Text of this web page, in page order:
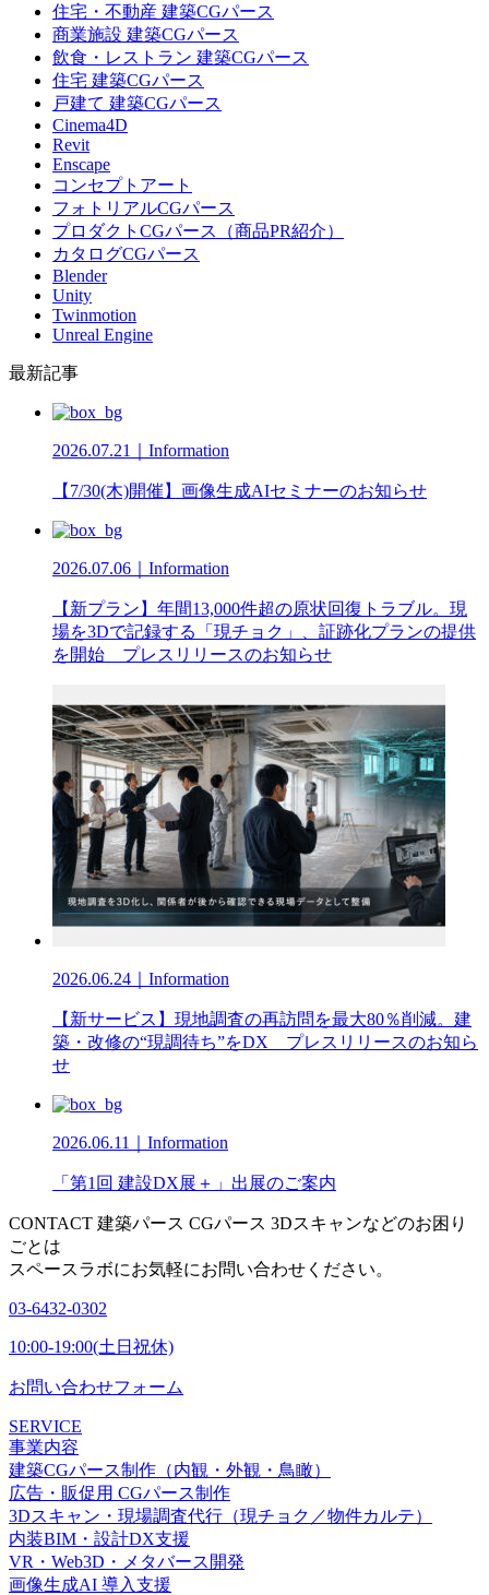
住宅・不動産 建築CGパース
商業施設 建築CGパース
飲食・レストラン 建築CGパース
住宅 建築CGパース
戸建て 建築CGパース
Cinema4D
Revit
Enscape
コンセプトアート
フォトリアルCGパース
プロダクトCGパース（商品PR紹介）
カタログCGパース
Blender
Unity
Twinmotion
Unreal Engine
最新記事
2026.07.21｜Information
【7/30(木)開催】画像生成AIセミナーのお知らせ
2026.07.06｜Information
【新プラン】年間13,000件超の原状回復トラブル。現
場を3Dで記録する「現チョク」、証跡化プランの提供
を開始 プレスリリースのお知らせ
2026.06.24｜Information
【新サービス】現地調査の再訪問を最大80％削減。建
築・改修の“現調待ち”をDX プレスリリースのお知ら
せ
2026.06.11｜Information
「第1回 建設DX展＋」出展のご案内
CONTACT 建築パース CGパース 3Dスキャンなどのお困り
ごとは
スペースラボにお気軽にお問い合わせください。
03-6432-0302
10:00-19:00(土日祝休)
お問い合わせフォーム
SERVICE
事業内容
建築CGパース制作（内観・外観・鳥瞰）
広告・販促用 CGパース制作
3Dスキャン・現場調査代行（現チョク／物件カルテ）
内装BIM・設計DX支援
VR・Web3D・メタバース開発
画像生成AI 導入支援